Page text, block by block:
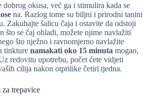
dobrog okusa, već ga i stimulira kada se
na. Razlog tome su biljni i prirodni tanini
Zakuhajte šalicu čaja i ostavite da odstoji
što se čaj ohladi, možete njime navlažiti
što nježno i ravnomjerno navlažite
tinkture namakati oko 15 minuta mogao,
redovitu upotrebu, počet ćete vidjeti
cilija nakon otprilike četiri tjedna.
za trepavice